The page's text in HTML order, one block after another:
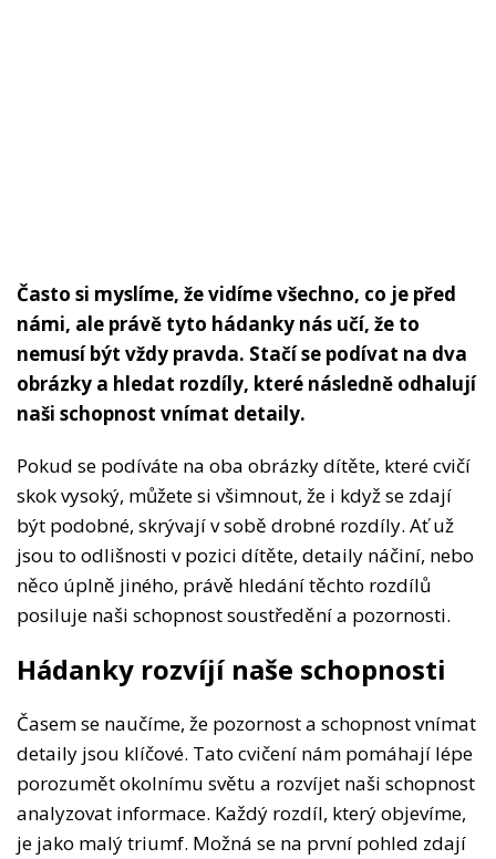
Často si myslíme, že vidíme všechno, co je před
námi, ale právě tyto hádanky nás učí, že to
nemusí být vždy pravda. Stačí se podívat na dva
obrázky a hledat rozdíly, které následně odhalují
naši schopnost vnímat detaily.
Pokud se podíváte na oba obrázky dítěte, které cvičí
skok vysoký, můžete si všimnout, že i když se zdají
být podobné, skrývají v sobě drobné rozdíly. Ať už
jsou to odlišnosti v pozici dítěte, detaily náčiní, nebo
něco úplně jiného, právě hledání těchto rozdílů
posiluje naši schopnost soustředění a pozornosti.
Hádanky rozvíjí naše schopnosti
Časem se naučíme, že pozornost a schopnost vnímat
detaily jsou klíčové. Tato cvičení nám pomáhají lépe
porozumět okolnímu světu a rozvíjet naši schopnost
analyzovat informace. Každý rozdíl, který objevíme,
je jako malý triumf. Možná se na první pohled zdají